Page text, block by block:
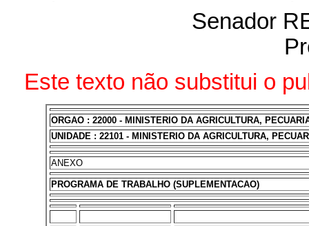
Senador
Este texto não substitui o
ORGAO : 22000 - MINISTERIO DA AGRICULTURA,
UNIDADE : 22101 - MINISTERIO DA AGRICULTURA,
ANEXO
PROGRAMA DE TRABALHO (SUPLEMENTACAO)